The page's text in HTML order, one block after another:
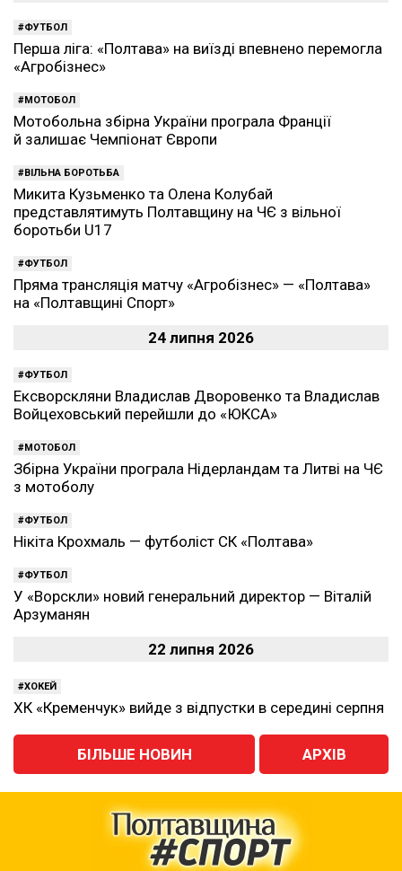
ФУТБОЛ
Перша ліга: «Полтава» на виїзді впевнено перемогла
«Агробізнес»
МОТОБОЛ
Мотобольна збірна України програла Франції
й залишає Чемпіонат Європи
ВІЛЬНА БОРОТЬБА
Микита Кузьменко та Олена Колубай
представлятимуть Полтавщину на ЧЄ з вільної
боротьби U17
ФУТБОЛ
Пряма трансляція матчу «Агробізнес» — «Полтава»
на «Полтавщині Спорт»
24 липня 2026
ФУТБОЛ
Ексворскляни Владислав Дворовенко та Владислав
Войцеховський перейшли до «ЮКСА»
МОТОБОЛ
Збірна України програла Нідерландам та Литві на ЧЄ
з мотоболу
ФУТБОЛ
Нікіта Крохмаль — футболіст СК «Полтава»
ФУТБОЛ
У «Ворскли» новий генеральний директор — Віталій
Арзуманян
22 липня 2026
ХОКЕЙ
ХК «Кременчук» вийде з відпустки в середині серпня
БІЛЬШЕ НОВИН АРХІВ